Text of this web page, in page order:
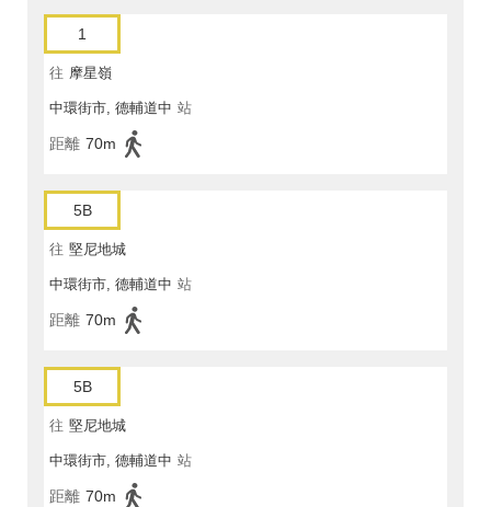
1
往 摩星嶺
中環街市, 德輔道中 站
距離 70m
5B
往 堅尼地城
中環街市, 德輔道中 站
距離 70m
5B
往 堅尼地城
中環街市, 德輔道中 站
距離 70m